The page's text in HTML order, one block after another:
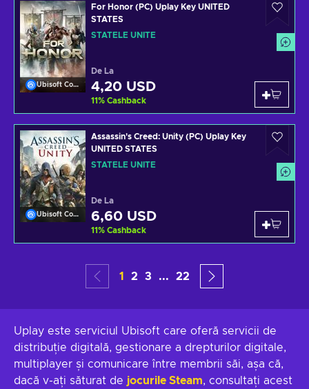
Ubisoft Connect
For Honor (PC) Uplay Key UNITED
STATES
STATELE UNITE
De La
4,20 USD
11% Cashback
Ubisoft Connect
Assassin's Creed: Unity (PC) Uplay Key
UNITED STATES
STATELE UNITE
De La
6,60 USD
11% Cashback
1 2 3 ... 22
Uplay este serviciul Ubisoft care oferă servicii de
distribuție digitală, gestionare a drepturilor digitale,
multiplayer și comunicare între membrii săi, așa că,
dacă v-ați săturat de jocurile Steam, consultați acest